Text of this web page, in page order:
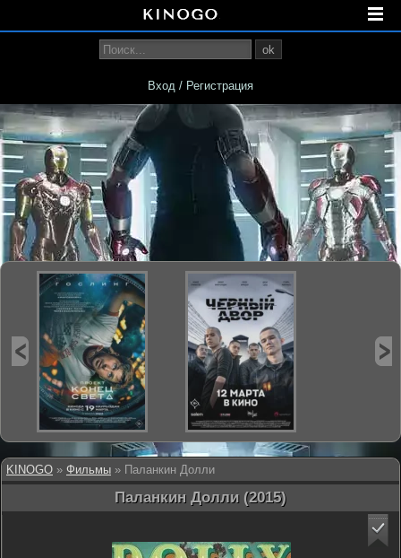
KINOGO » Фильмы » Паланкин Долли
Паланкин Долли (2015)
ok
Вход / Регистрация